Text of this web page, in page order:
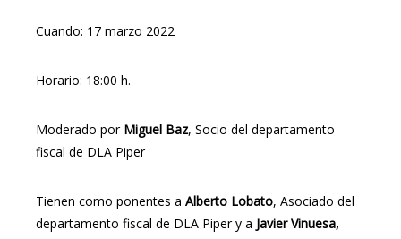
Cuando: 17 marzo 2022
Horario: 18:00 h.
Moderado por Miguel Baz, Socio del departamento
fiscal de DLA Piper
Tienen como ponentes a Alberto Lobato, Asociado del
departamento fiscal de DLA Piper y a Javier Vinuesa,